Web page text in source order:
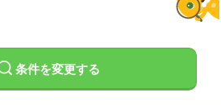
条件を変更する